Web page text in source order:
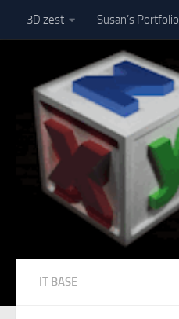
Skip to content
3D zest Susan’s Portfolio
IT BASE